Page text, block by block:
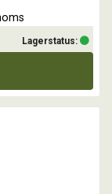
Lagerstatus: